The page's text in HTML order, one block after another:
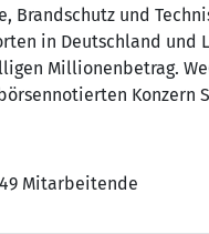
Brandschutz und
in Deutschland und
Millionenbetrag.
Konzern
Mitarbeitende